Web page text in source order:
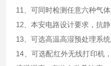
11、可同时检测任意六种气
12、本安电路设计要求，抗
13、可选高温高湿预处理系
14、可选配红外无线打印机